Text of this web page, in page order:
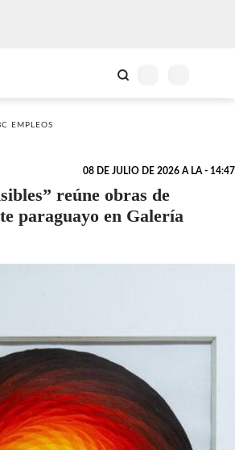
EMPLEOS
08 DE JULIO DE 2026 A LA - 14:47
reúne obras de
paraguayo en Galería